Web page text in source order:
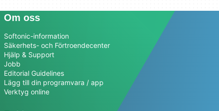
Om oss
Softonic-information
Säkerhets- och Förtroendecenter
Hjälp & Support
Jobb
Editorial Guidelines
Lägg till din programvara / app
Verktyg online